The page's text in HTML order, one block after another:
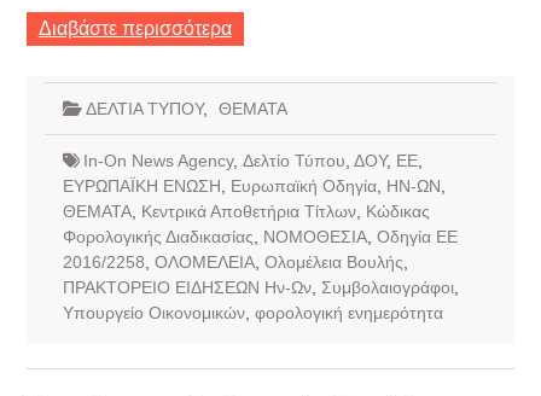
Διαβάστε περισσότερα
ΔΕΛΤΙΑ ΤΥΠΟΥ, ΘΕΜΑΤΑ
In-On News Agency, Δελτίο Τύπου ΔΟΥ, ΕΕ,
ΕΥΡΩΠΑΪΚΗ ΕΝΩΣΗ
Ευρωπαϊκή Οδηγία, ΗΝ-ΩΝ
ΘΕΜΑΤΑ, Κεντρικά Αποθετήρια Τίτλων, Κώδικας
Φορολογικής Διαδικασίας
ΝΟΜΟΘΕΣΙΑ, Οδηγία ΕΕ
2016/2258 ΟΛΟΜΕΛΕΙΑ, Ολομέλεια Βουλής
ΠΡΑΚΤΟΡΕΙΟ ΕΙΔΗΣΕΩΝ Ην-Ων, Συμβολαιογράφοι,
Υπουργείο Οικονομικών, φορολογική ενημερότητα